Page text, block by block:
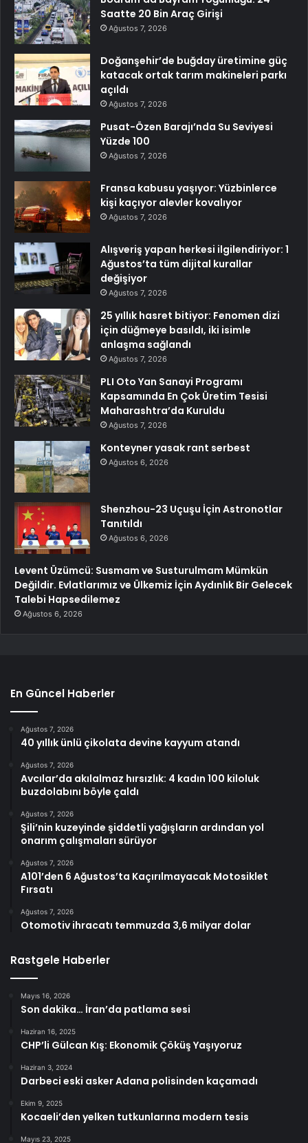
Saatte 20 Bin Araç Girişi
Ağustos 7, 2026
Doğanşehir’de buğday üretimine güç
katacak ortak tarım makineleri parkı
açıldı
Ağustos 7, 2026
Pusat-Özen Barajı’nda Su Seviyesi
Yüzde 100
Ağustos 7, 2026
Fransa kabusu yaşıyor: Yüzbinlerce
kişi kaçıyor alevler kovalıyor
Ağustos 7, 2026
Alışveriş yapan herkesi ilgilendiriyor: 1
Ağustos’ta tüm dijital kurallar
değişiyor
Ağustos 7, 2026
25 yıllık hasret bitiyor: Fenomen dizi
için düğmeye basıldı, iki isimle
anlaşma sağlandı
Ağustos 7, 2026
PLI Oto Yan Sanayi Programı
Kapsamında En Çok Üretim Tesisi
Maharashtra’da Kuruldu
Ağustos 7, 2026
Konteyner yasak rant serbest
Ağustos 6, 2026
Shenzhou-23 Uçuşu İçin Astronotlar
Tanıtıldı
Ağustos 6, 2026
Levent Üzümcü: Susmam ve Susturulmam Mümkün
Değildir. Evlatlarımız ve Ülkemiz İçin Aydınlık Bir Gelecek
Talebi Hapsedilemez
Ağustos 6, 2026
En Güncel Haberler
Ağustos 7, 2026
40 yıllık ünlü çikolata devine kayyum atandı
Ağustos 7, 2026
Avcılar’da akılalmaz hırsızlık: 4 kadın 100 kiloluk
buzdolabını böyle çaldı
Ağustos 7, 2026
Şili’nin kuzeyinde şiddetli yağışların ardından yol
onarım çalışmaları sürüyor
Ağustos 7, 2026
A101’den 6 Ağustos’ta Kaçırılmayacak Motosiklet
Fırsatı
Ağustos 7, 2026
Otomotiv ihracatı temmuzda 3,6 milyar dolar
Rastgele Haberler
Mayıs 16, 2026
Son dakika… İran’da patlama sesi
Haziran 16, 2025
CHP’li Gülcan Kış: Ekonomik Çöküş Yaşıyoruz
Haziran 3, 2024
Darbeci eski asker Adana polisinden kaçamadı
Ekim 9, 2025
Kocaeli’den yelken tutkunlarına modern tesis
Mayıs 23, 2025